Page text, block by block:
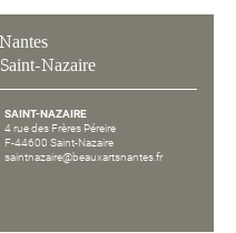
Nazaire
SAINT-NAZAIRE
4 rue des Frères Péreire
F-44600 Saint-Nazaire
saintnazaire@beauxartsnantes.fr